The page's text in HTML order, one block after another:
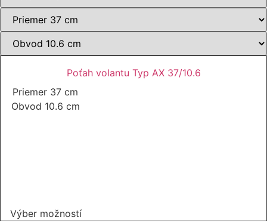
Poťah volantu Typ AX 37/10.6
Priemer 37 cm
Obvod 10.6 cm
Výber možností